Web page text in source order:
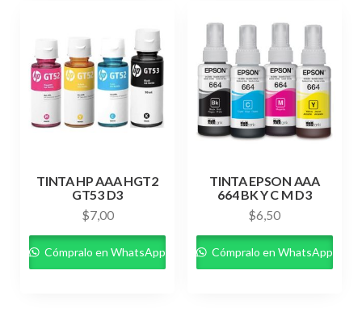
TINTA HP AAA HGT2
GT53 D3
$7,00
Cómpralo en WhatsApp
TINTA EPSON AAA
664 BK Y C M D3
$6,50
Cómpralo en WhatsApp